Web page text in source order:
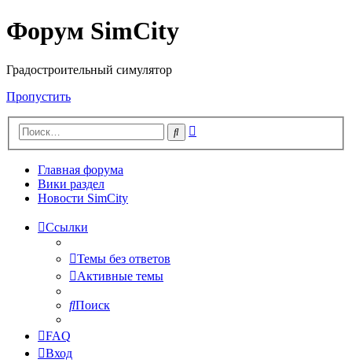
Форум SimCity
Градостроительный симулятор
Пропустить
Поиск
Главная форума
Вики раздел
Новости SimCity
Ссылки
Темы без ответов
Активные темы
Поиск
FAQ
Вход